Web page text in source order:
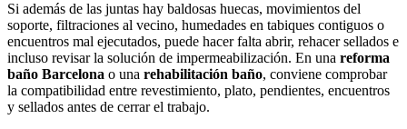
Si además de las juntas hay baldosas huecas, movimientos del
soporte, filtraciones al vecino, humedades en tabiques contiguos o
encuentros mal ejecutados, puede hacer falta abrir, rehacer sellados e
incluso revisar la solución de impermeabilización. En una reforma
baño Barcelona o una rehabilitación baño, conviene comprobar
la compatibilidad entre revestimiento, plato, pendientes, encuentros
y sellados antes de cerrar el trabajo.